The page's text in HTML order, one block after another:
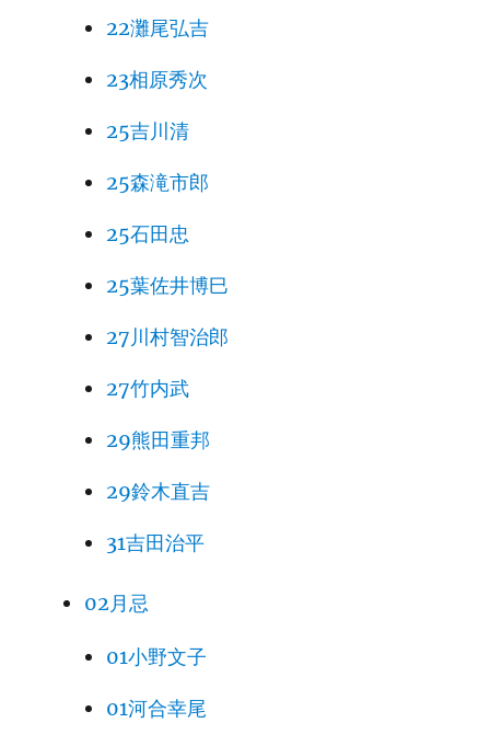
22灘尾弘吉
23相原秀次
25吉川清
25森滝市郎
25石田忠
25葉佐井博巳
27川村智治郎
27竹内武
29熊田重邦
29鈴木直吉
31吉田治平
02月忌
01小野文子
01河合幸尾